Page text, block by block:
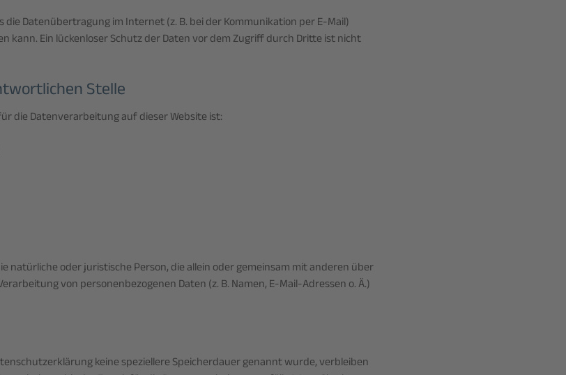
die Datenübertragung im Internet (z. B. bei der Kommunikation per E-Mail)
kann. Ein lückenloser Schutz der Daten vor dem Zugriff durch Dritte ist nicht
Stelle
die Datenverarbeitung auf dieser Website ist:
natürliche oder juristische Person, die allein oder gemeinsam mit anderen über
von personenbezogenen Daten (z. B. Namen, E-Mail-Adressen o. Ä.)
keine speziellere Speicherdauer genannt wurde, verbleiben